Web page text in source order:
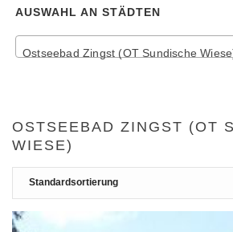
OSTSEEBAD ZINGST (OT
WIESE)
AUSWAHL AN STÄDTEN
Ostseebad Zingst (OT Sundische